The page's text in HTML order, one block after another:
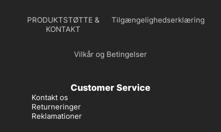
PRODUKTSTØTTE &
KONTAKT
Tilgængelighedserklæring
Vilkår og Betingelser
Customer Service
Kontakt os
Returneringer
Reklamationer